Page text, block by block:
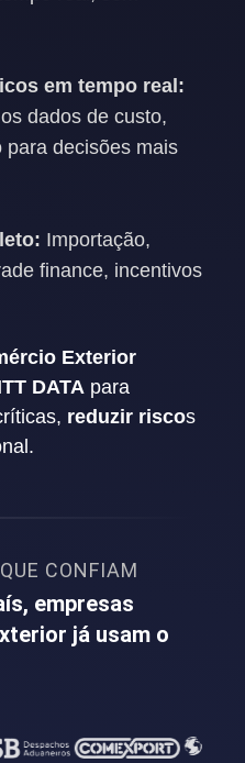
em tempo real:
dados de custo,
para decisões mais
Importação,
finance, incentivos
Exterior
DATApara
reduzir riscos
CONFIAM
empresas
já usam o